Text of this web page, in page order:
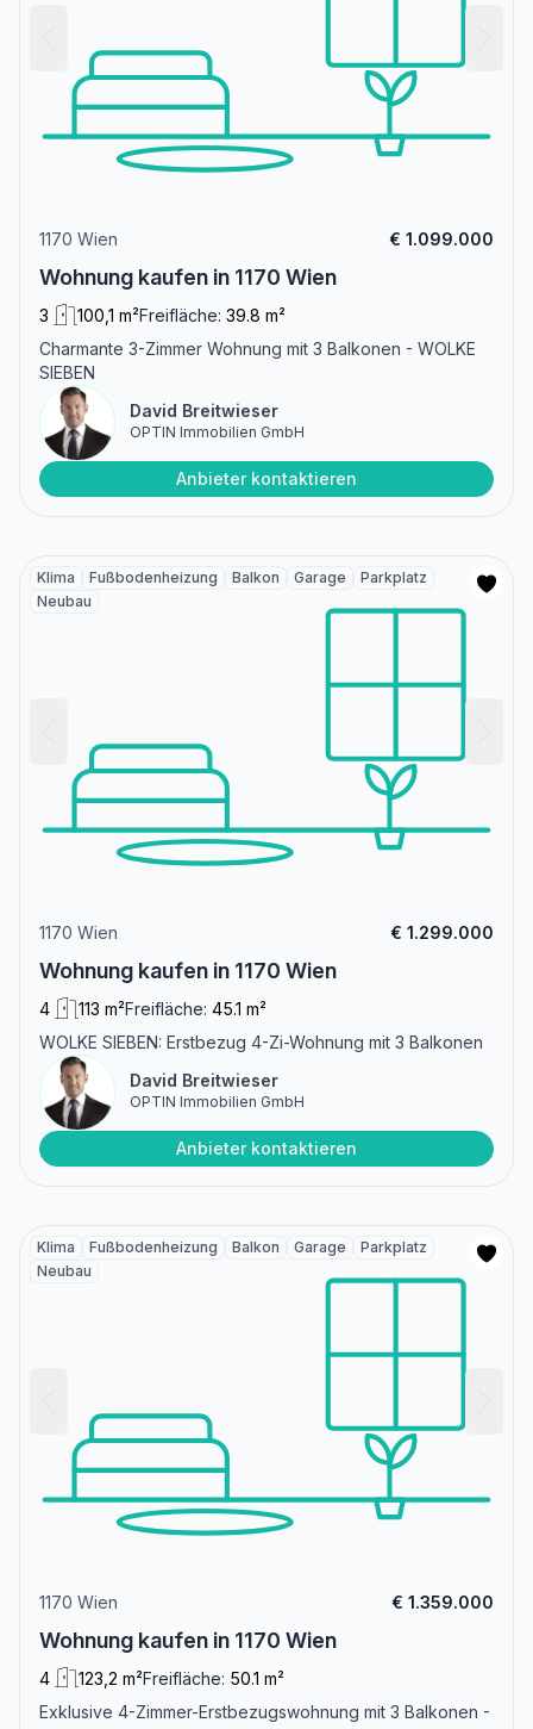
1170 Wien € 1.099.000
Wohnung kaufen in 1170 Wien
3 100,1 m²Freifläche: 39.8 m²
Charmante 3-Zimmer Wohnung mit 3 Balkonen - WOLKE
SIEBEN
David Breitwieser
OPTIN Immobilien GmbH
Anbieter kontaktieren
Klima Fußbodenheizung Balkon Garage
Parkplatz
Neubau
1170 Wien € 1.299.000
Wohnung kaufen in 1170 Wien
4 113 m²Freifläche: 45.1 m²
WOLKE SIEBEN: Erstbezug 4-Zi-Wohnung mit 3 Balkonen
David Breitwieser
OPTIN Immobilien GmbH
Anbieter kontaktieren
Klima Fußbodenheizung Balkon Garage
Parkplatz
Neubau
1170 Wien € 1.359.000
Wohnung kaufen in 1170 Wien
4 123,2 m²Freifläche: 50.1 m²
Exklusive 4-Zimmer-Erstbezugswohnung mit 3 Balkonen -